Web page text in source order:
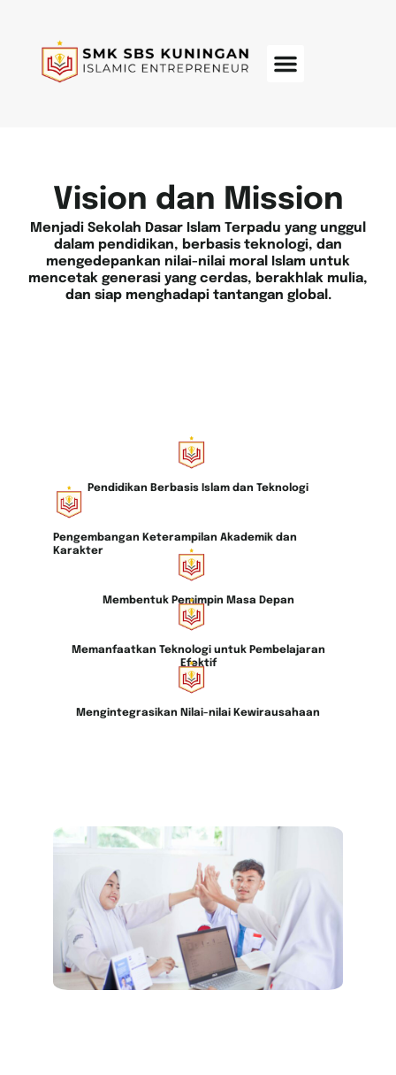
Menu
Vision dan Mission
Menjadi Sekolah Dasar Islam Terpadu yang unggul
dalam pendidikan, berbasis teknologi, dan
mengedepankan nilai-nilai moral Islam untuk
mencetak generasi yang cerdas, berakhlak mulia,
dan siap menghadapi tantangan global.
Pendidikan Berbasis Islam dan Teknologi
Pengembangan Keterampilan Akademik dan
Karakter
Membentuk Pemimpin Masa Depan
Memanfaatkan Teknologi untuk Pembelajaran
Efektif
Mengintegrasikan Nilai-nilai Kewirausahaan